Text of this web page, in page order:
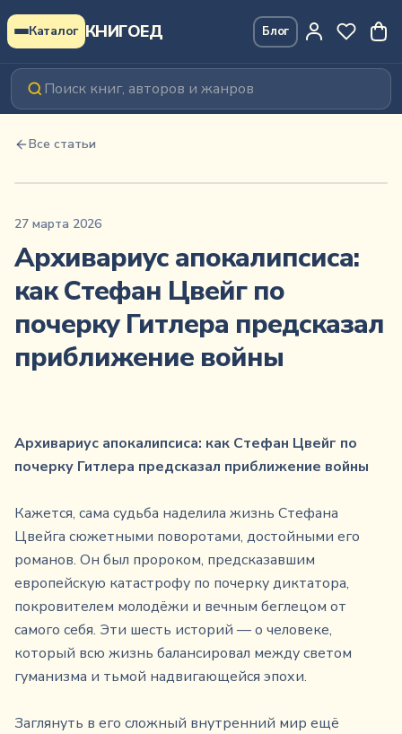
Перейти к содержимому
КНИГОЕД
Каталог Блог
Все статьи
27 марта 2026
Архивариус апокалипсиса:
как Стефан Цвейг по
почерку Гитлера предсказал
приближение войны
Архивариус апокалипсиса: как Стефан Цвейг по
почерку Гитлера предсказал приближение войны
Кажется, сама судьба наделила жизнь Стефана
Цвейга сюжетными поворотами, достойными его
романов. Он был пророком, предсказавшим
европейскую катастрофу по почерку диктатора,
покровителем молодёжи и вечным беглецом от
самого себя. Эти шесть историй — о человеке,
который всю жизнь балансировал между светом
гуманизма и тьмой надвигающейся эпохи.
Заглянуть в его сложный внутренний мир ещё